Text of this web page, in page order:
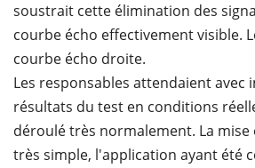
soustrait cette élimination des
courbe écho effectivement visible.
courbe écho droite.
Les responsables attendaient avec
résultats du test en conditions
déroulé très normalement. La mise
très simple, l'application ayant été